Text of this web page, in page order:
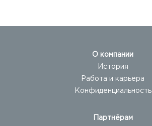
О компании
История
Работа и карьера
Конфиденциальность
Партнёрам